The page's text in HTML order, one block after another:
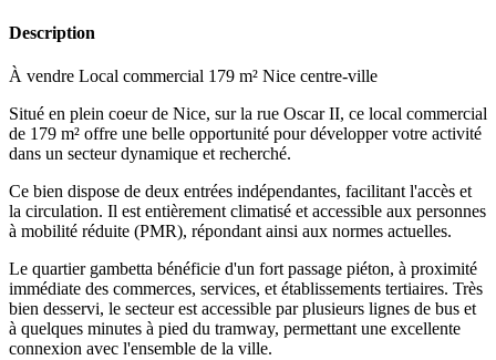
Description
À vendre Local commercial 179 m² Nice centre-ville
Situé en plein coeur de Nice, sur la rue Oscar II, ce local commercial
de 179 m² offre une belle opportunité pour développer votre activité
dans un secteur dynamique et recherché.
Ce bien dispose de deux entrées indépendantes, facilitant l'accès et
la circulation. Il est entièrement climatisé et accessible aux personnes
à mobilité réduite (PMR), répondant ainsi aux normes actuelles.
Le quartier gambetta bénéficie d'un fort passage piéton, à proximité
immédiate des commerces, services, et établissements tertiaires. Très
bien desservi, le secteur est accessible par plusieurs lignes de bus et
à quelques minutes à pied du tramway, permettant une excellente
connexion avec l'ensemble de la ville.